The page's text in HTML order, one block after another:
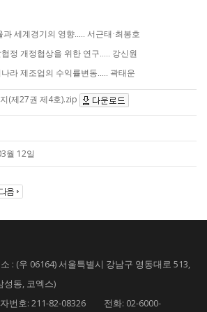
세계경기의 영향..... 서근태·최봉호
정 개정협상을 위한 연구..... 강신원
라 제조업의 수익률변동..... 곽태운
(제27권 제4호).zip
월 12일
(우 06164) 서울특별시 강남구 영동대로 513,
성동, 코엑스)
호: 211-82-08326 전화: 02-6000-